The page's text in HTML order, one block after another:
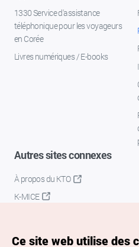
1330 Service d'assistance
téléphonique pour les voyageurs
en Corée
Livres numériques / E-books
Autres sites connexes
À propos du KTO
K-MICE
Ce site web utilise des